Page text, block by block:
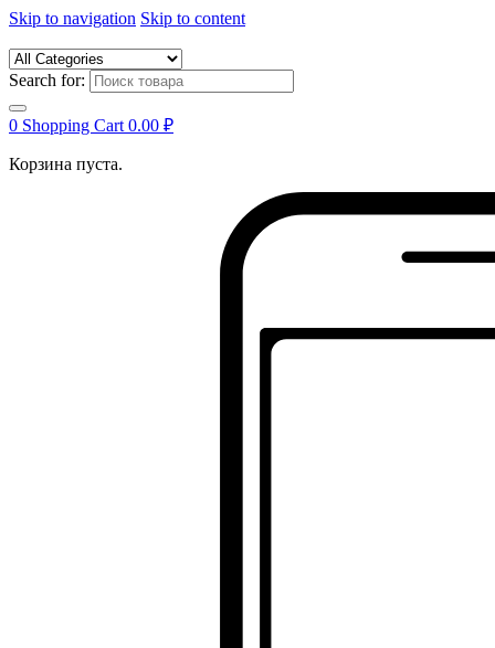
Skip to navigation Skip to content
Search for:
0 Shopping Cart 0.00 ₽
Корзина пуста.